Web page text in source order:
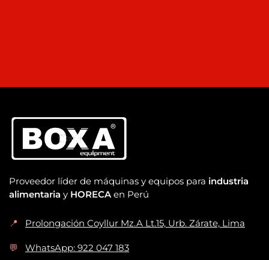
Proveedor líder de máquinas y equipos para industria
alimentaria y HORECA en Perú
📍 Prolongación Coyllur Mz.A Lt.15, Urb. Zárate, Lima
💬 WhatsApp: 922 047 183